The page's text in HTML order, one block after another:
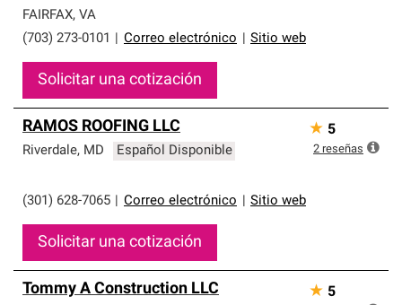
FAIRFAX, VA
(703) 273-0101
Correo electrónico Sitio web
Solicitar una cotización
RAMOS ROOFING LLC
Riverdale, MD Español Disponible
(301) 628-7065 Correo electrónico Sitio web
Solicitar una cotización
★ 5
2 reseñas
Tommy A Construction LLC ★ 5